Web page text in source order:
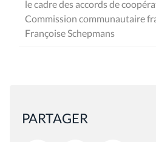
le cadre des accords de
Commission communautaire
Françoise Schepmans
PARTAGER